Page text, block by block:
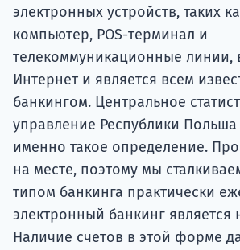
электронных устройств, таких
компьютер, POS-терминал и
телекоммуникационные линии,
Интернет и является всем
банкингом. Центральное
управление Республики Польша
именно такое определение.
на месте, поэтому мы
типом банкинга практически
электронный банкинг является
Наличие счетов в этой форме